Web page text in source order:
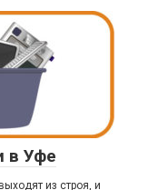
в Уфе
из строя, и